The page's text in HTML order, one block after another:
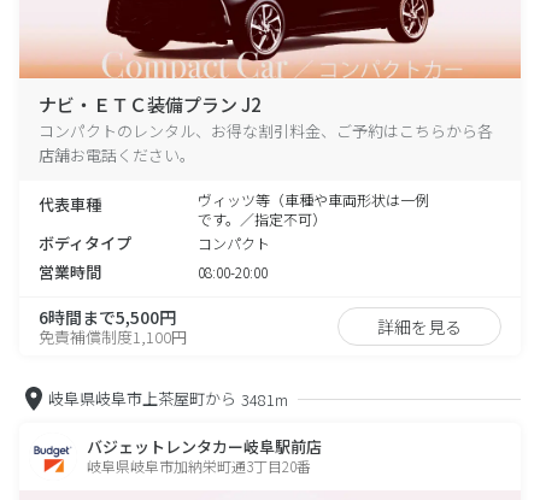
ナビ・ＥＴＣ装備プラン J2
コンパクトのレンタル、お得な割引料金、ご予約はこちらから各
店舗お電話ください。
代表車種
ヴィッツ等（車種や車両形状は一例
です。／指定不可）
ボディタイプ コンパクト
営業時間 08:00-20:00
6時間まで5,500円
免責補償制度1,100円 詳細を見る
岐阜県岐阜市上茶屋町から 3481m
バジェットレンタカー岐阜駅前店
岐阜県岐阜市加納栄町通3丁目20番